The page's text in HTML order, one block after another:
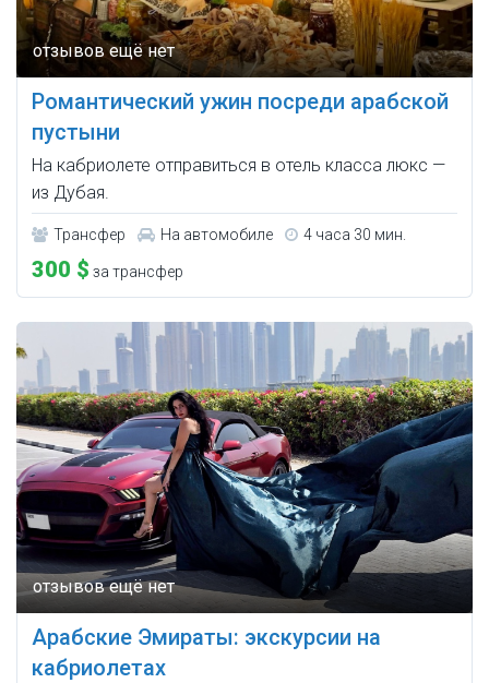
Романтический ужин посреди арабской
пустыни
На кабриолете отправиться в отель класса люкс —
из Дубая.
Трансфер На автомобиле 4 часа 30 мин.
300 $ за трансфер
Арабские Эмираты: экскурсии на
кабриолетах